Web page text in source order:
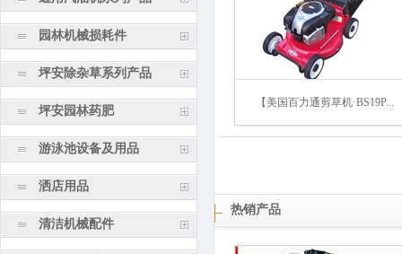
园林机械损耗件
坪安除杂草系列产品
坪安园林药肥
游泳池设备及用品
洒店用品
清洁机械配件
【美国百力通剪草机·BS19P...
热销产品